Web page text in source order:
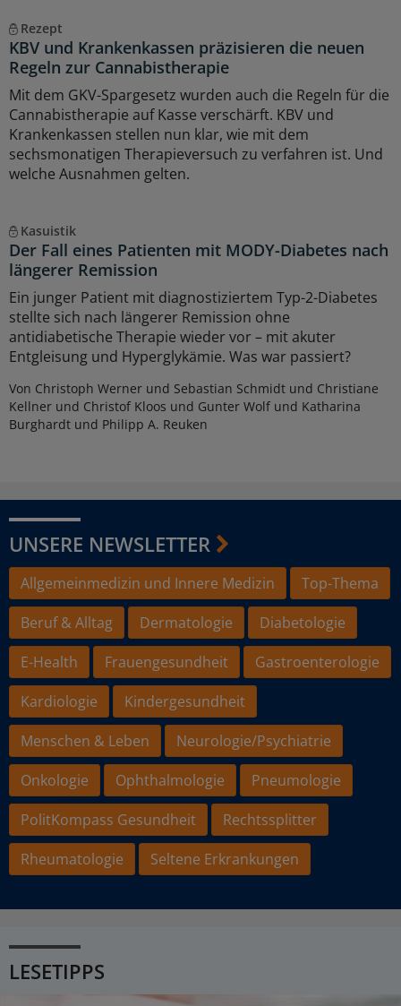
Rezept
KBV und Krankenkassen präzisieren die neuen
Regeln zur Cannabistherapie
Mit dem GKV-Spargesetz wurden auch die Regeln für die
Cannabistherapie auf Kasse verschärft. KBV und
Krankenkassen stellen nun klar, wie mit dem
sechsmonatigen Therapieversuch zu verfahren ist. Und
welche Ausnahmen gelten.
Kasuistik
Der Fall eines Patienten mit MODY-Diabetes nach
längerer Remission
Ein junger Patient mit diagnostiziertem Typ-2-Diabetes
stellte sich nach längerer Remission ohne
antidiabetische Therapie wieder vor – mit akuter
Entgleisung und Hyperglykämie. Was war passiert?
Von Christoph Werner und Sebastian Schmidt und Christiane
Kellner und Christof Kloos und Gunter Wolf und Katharina
Burghardt und Philipp A. Reuken
UNSERE NEWSLETTER
Allgemeinmedizin und Innere Medizin
Top-Thema
Beruf & Alltag
Dermatologie
Diabetologie
E-Health
Frauengesundheit
Gastroenterologie
Kardiologie
Kindergesundheit
Menschen & Leben
Neurologie/Psychiatrie
Onkologie
Ophthalmologie
Pneumologie
PolitKompass Gesundheit
Rechtssplitter
Rheumatologie
Seltene Erkrankungen
LESETIPPS